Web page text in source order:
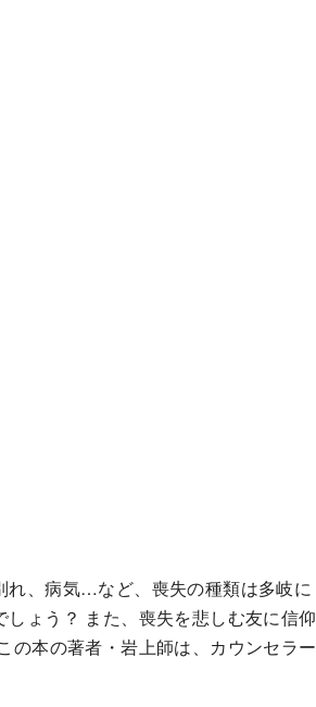
れ、病気…など、喪失の種類は多岐に
ょう？ また、喪失を悲しむ友に信仰
の本の著者・岩上師は、カウンセラー